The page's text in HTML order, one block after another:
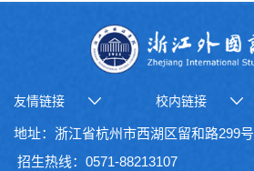
友情链接 校内链接
地址：浙江省杭州市西湖区留和路299号
招生热线：0571-88213107